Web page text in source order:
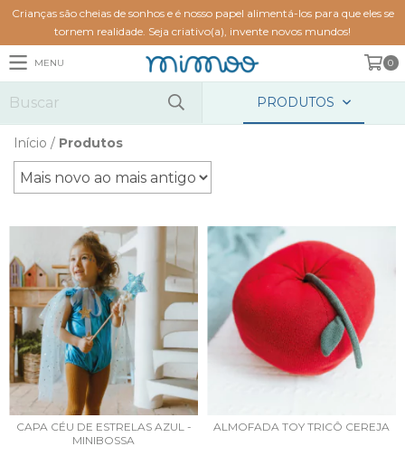
Crianças são cheias de sonhos e é nosso papel alimentá-los para que eles se
tornem realidade. Seja criativo(a), invente novos mundos!
MENU 0
PRODUTOS
Início / Produtos
CAPA CÉU DE ESTRELAS AZUL -
MINIBOSSA
ALMOFADA TOY TRICÔ CEREJA